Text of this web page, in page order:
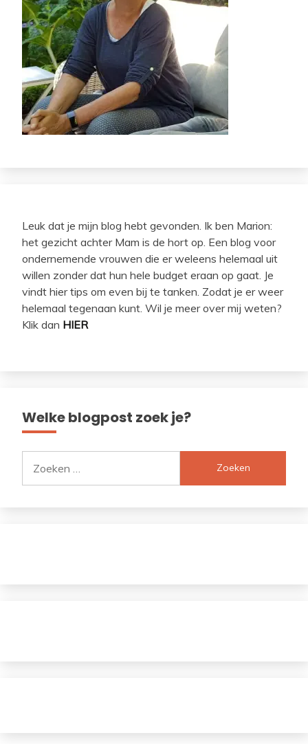
Leuk dat je mijn blog hebt gevonden. Ik ben Marion:
het gezicht achter Mam is de hort op. Een blog voor
ondernemende vrouwen die er weleens helemaal uit
willen zonder dat hun hele budget eraan op gaat. Je
vindt hier tips om even bij te tanken. Zodat je er weer
helemaal tegenaan kunt. Wil je meer over mij weten?
Klik dan HIER
Welke blogpost zoek je?
naar: